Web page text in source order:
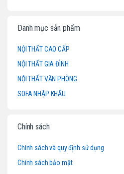
Danh mục sản phẩm
NỘI THẤT CAO CẤP
NỘI THẤT GIA ĐÌNH
NỘI THẤT VĂN PHÒNG
SOFA NHẬP KHẨU
Chính sách
Chính sách và quy định sử dụng
Chính sách bảo mật